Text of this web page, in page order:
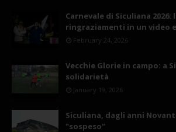
Carnevale di Siculiana 2026:
ringraziamenti in un video
February 24, 2026
Vecchie Glorie in campo: a
solidarietà
January 19, 2026
Siculiana, dagli anni
"sospeso"